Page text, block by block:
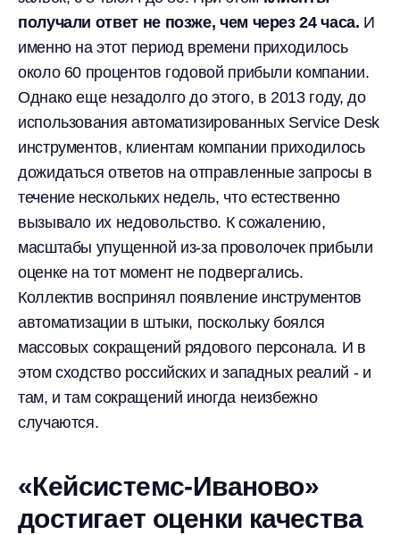
получали ответ не позже, чем через 24 часа. И
именно на этот период времени приходилось
около 60 процентов годовой прибыли компании.
Однако еще незадолго до этого, в 2013 году, до
использования автоматизированных Service Desk
инструментов, клиентам компании приходилось
дожидаться ответов на отправленные запросы в
течение нескольких недель, что естественно
вызывало их недовольство. К сожалению,
масштабы упущенной из-за проволочек прибыли
оценке на тот момент не подвергались.
Коллектив воспринял появление инструментов
автоматизации в штыки, поскольку боялся
массовых сокращений рядового персонала. И в
этом сходство российских и западных реалий - и
там, и там сокращений иногда неизбежно
случаются.
«Кейсистемс-Иваново»
достигает оценки качества